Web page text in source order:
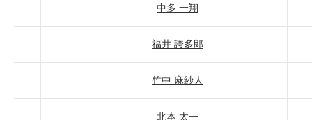
中多 一翔
福井 誇多郎
竹中 麻紗人
北本 太一